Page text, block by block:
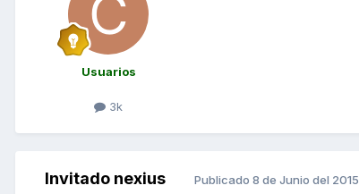
Usuarios
3k
Invitado nexius Publicado 8 de Junio del 2015